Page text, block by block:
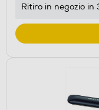
Ritiro in negozio